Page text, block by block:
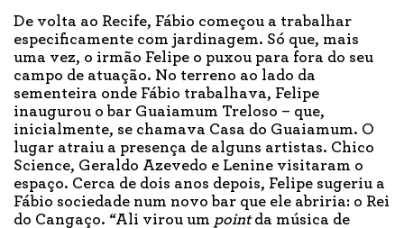
De volta ao Recife, Fábio começou a trabalhar
especificamente com jardinagem. Só que, mais
uma vez, o irmão Felipe o puxou para fora do seu
campo de atuação. No terreno ao lado da
sementeira onde Fábio trabalhava, Felipe
inaugurou o bar Guaiamum Treloso – que,
inicialmente, se chamava Casa do Guaiamum. O
lugar atraiu a presença de alguns artistas. Chico
Science, Geraldo Azevedo e Lenine visitaram o
espaço. Cerca de dois anos depois, Felipe sugeriu a
Fábio sociedade num novo bar que ele abriria: o Rei
do Cangaço. “Ali virou um pointda música de